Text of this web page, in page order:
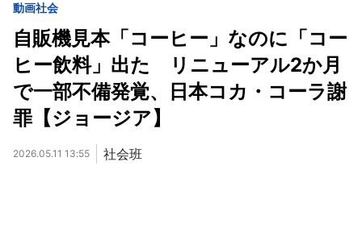
動画社会
自販機見本「コーヒー」なのに「コー
ヒー飲料」出た リニューアル2か月
で一部不備発覚、日本コカ・コーラ謝
罪【ジョージア】
2026.05.11 13:55 社会班